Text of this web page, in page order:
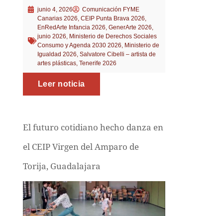
junio 4, 2026
Comunicación FYME
Canarias 2026, CEIP Punta Brava 2026,
EnRedArte Infancia 2026, GenerArte 2026,
junio 2026, Ministerio de Derechos Sociales
Consumo y Agenda 2030 2026, Ministerio de
Igualdad 2026, Salvatore Cibelli – artista de
artes plásticas, Tenerife 2026
Leer noticia
El futuro cotidiano hecho danza en
el CEIP Virgen del Amparo de
Torija, Guadalajara